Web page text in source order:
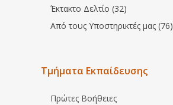
Έκτακτο Δελτίο (32)
Από τους Υποστηρικτές μας (76)
Τμήματα Εκπαίδευσης
Πρώτες Βοήθειες